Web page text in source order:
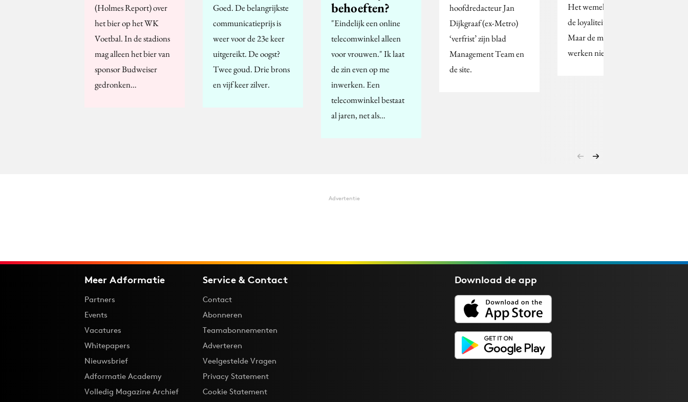
(Holmes Report) over
het bier op het WK
Voetbal. In de stadions
mag alleen het bier van
sponsor Budweiser
gedronken…
Goed. De belangrijkste
communicatieprijs is
weer voor de 23e keer
uitgereikt. De oogst?
Twee goud. Drie brons
en vijf keer zilver.
behoeften?
"Eindelijk een online
telecomwinkel alleen
voor vrouwen." Ik laat
de zin even op me
inwerken. Een
telecomwinkel bestaat
al jaren, net als…
hoofdredacteur Jan
Dijkgraaf (ex-Metro)
‘verfrist’ zijn blad
Management Team en
de site.
Het wemelt vandaag de dag van
de loyaliteitsprogramma’s.
Maar de meeste daarvan
werken niet of nauwelijks.
Advertentie
Meer Adformatie
Partners
Events
Vacatures
Whitepapers
Nieuwsbrief
Adformatie Academy
Volledig Magazine Archief
Service & Contact
Contact
Abonneren
Teamabonnementen
Adverteren
Veelgestelde Vragen
Privacy Statement
Cookie Statement
Download deapp